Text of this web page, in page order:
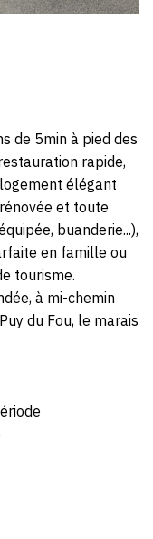
de 5min à pied des
rapide,
élégant
et toute
buanderie...),
en famille ou
tourisme.
à mi-chemin
du Fou, le marais